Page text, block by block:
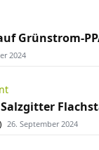
Grünstrom-
2024
26. September 2024